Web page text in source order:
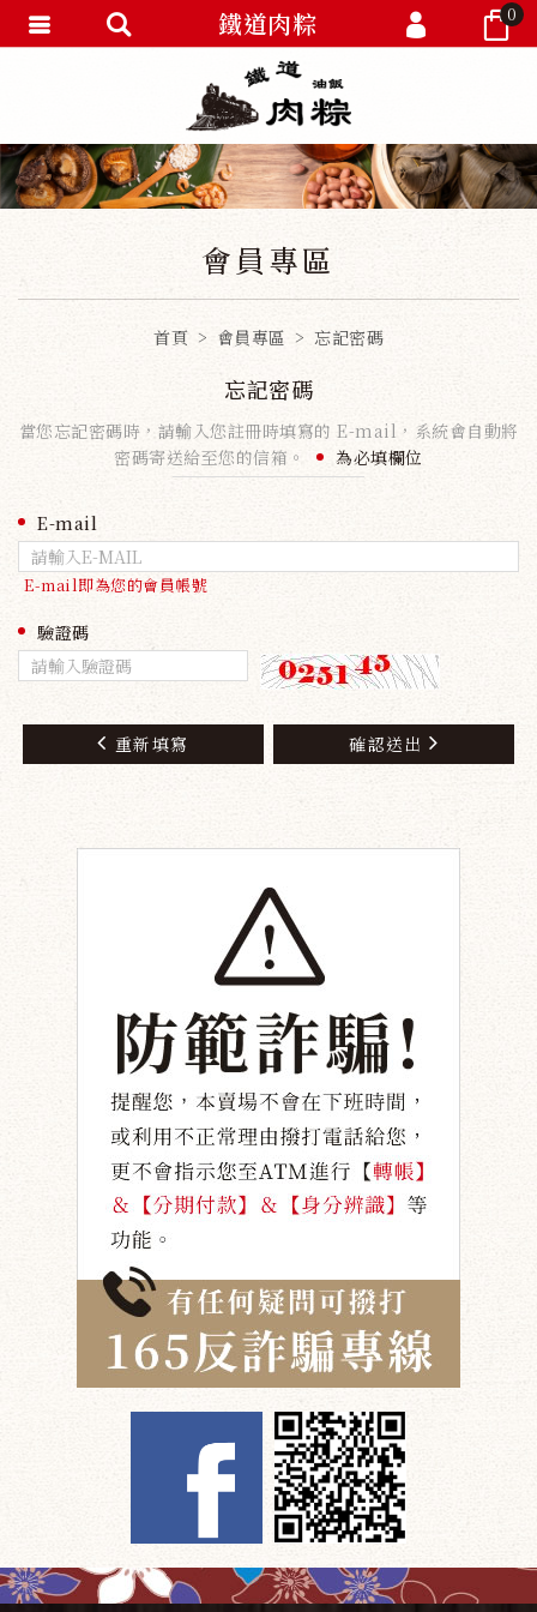
會員專區
首頁 會員專區 忘記密碼
忘記密碼
當您忘記密碼時，請輸入您註冊時填寫的 E-mail，系統會自動將
密碼寄送給至您的信箱。
為必填欄位
E-mail
E-mail即為您的會員帳號
驗證碼
重新填寫 確認送出
鐵道肉粽 0
會員登入
會員註冊
忘記密碼
訂單查詢